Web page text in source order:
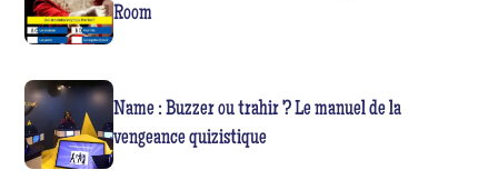
Room
Name : Buzzer ou trahir ? Le manuel de la
vengeance quizistique